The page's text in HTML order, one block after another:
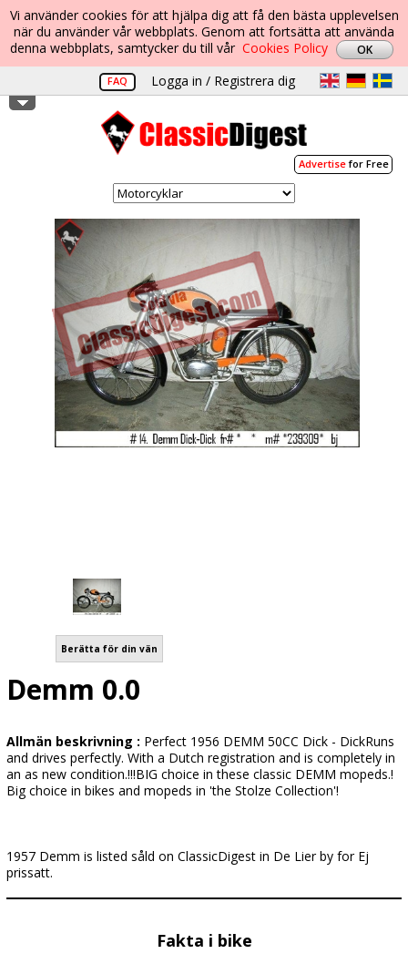
Vi använder cookies för att hjälpa dig att få den bästa upplevelsen
när du använder vår webbplats. Genom att fortsätta att använda
denna webbplats, samtycker du till vår Cookies Policy
FAQ Logga in / Registrera dig
Advertisefor Free
Berätta för din vän
Demm 0.0
Allmän beskrivning : Perfect 1956 DEMM 50CC Dick - DickRuns
and drives perfectly. With a Dutch registration and is completely in
an as new condition.!!!BIG choice in these classic DEMM mopeds.!
Big choice in bikes and mopeds in 'the Stolze Collection'!
1957 Demm is listed såld on ClassicDigest in De Lier by for Ej
prissatt.
Fakta i bike